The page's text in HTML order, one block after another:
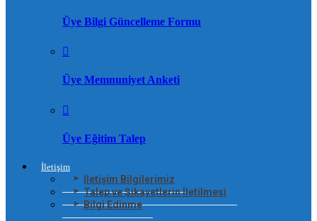
Üye Bilgi Güncelleme Formu
Üye Memnuniyet Anketi
Üye Eğitim Talep
İletişim
İletişim Bilgilerimiz
Talep ve Şikayetlerin İletilmesi
Bilgi Edinme